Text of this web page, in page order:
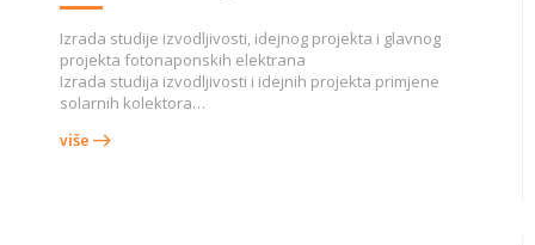
Izrada studije izvodljivosti, idejnog projekta i glavnog
projekta fotonaponskih elektrana
Izrada studija izvodljivosti i idejnih projekta primjene
solarnih kolektora…
više